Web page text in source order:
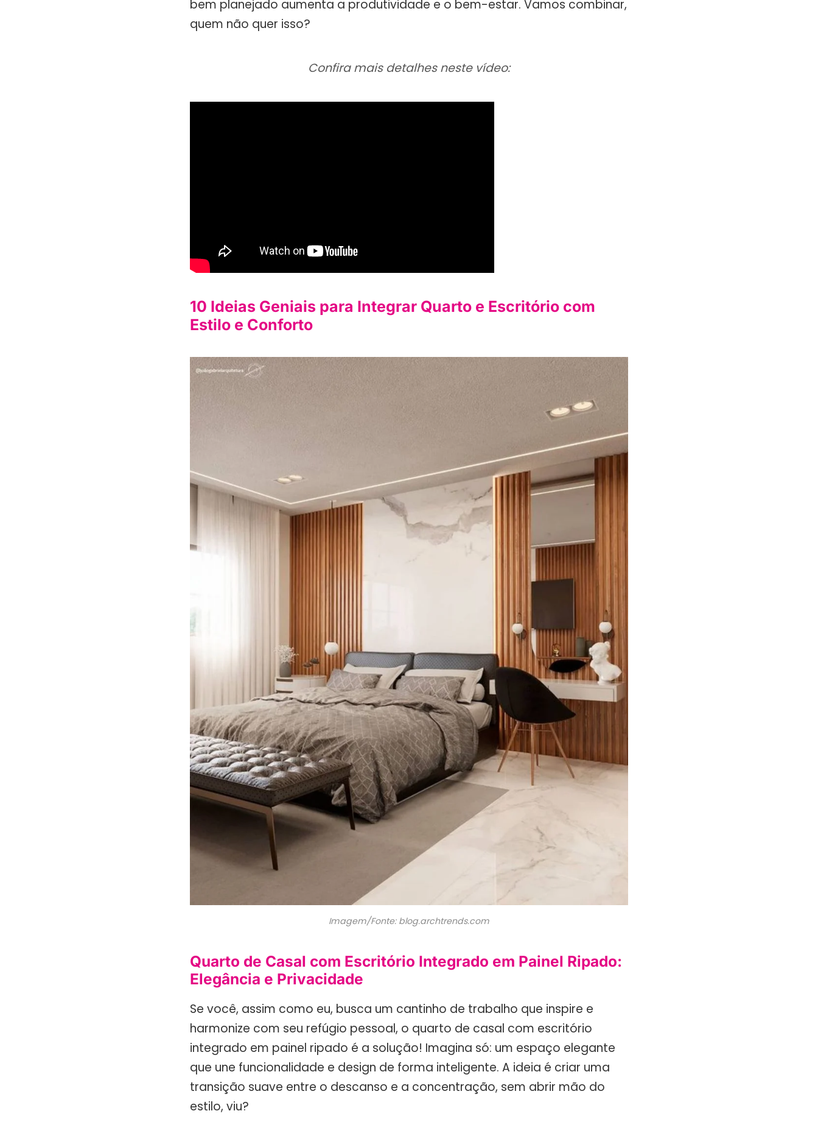
bem planejado aumenta a produtividade e o bem-estar. Vamos combinar,
quem não quer isso?
Confira mais detalhes neste vídeo:
10 Ideias Geniais para Integrar Quarto e Escritório com
Estilo e Conforto
Imagem/Fonte: blog.archtrends.com
Quarto de Casal com Escritório Integrado em Painel Ripado:
Elegância e Privacidade
Se você, assim como eu, busca um cantinho de trabalho que inspire e
harmonize com seu refúgio pessoal, o quarto de casal com escritório
integrado em painel ripado é a solução! Imagina só: um espaço elegante
que une funcionalidade e design de forma inteligente. A ideia é criar uma
transição suave entre o descanso e a concentração, sem abrir mão do
estilo, viu?